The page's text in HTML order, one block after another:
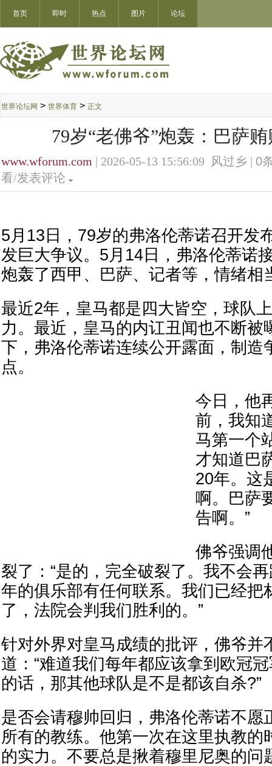
首页 即时 热点 图片 论坛
世界论坛网 > 世界体育 > 正文
79岁“老佛爷”炮轰：巴萨
www.wforum.com | 2026-05-13 15:56:09 风过乡 | 0
看/发表评论
5月13日，79岁的弗洛伦蒂诺召开发
发巨大争议。5月14日，弗洛伦蒂诺
炮轰了西甲、巴萨、记者等，情绪相
最近2年，皇马都是四大皆空，球队
力。最近，皇马的内讧丑闻也不断被
下，弗洛伦蒂诺连续公开露面，制造
点。
今日，他
前，我知
马第一个
才知道巴
20年。这
啊。巴萨
告啊。”
佛爷强调
裂了：“是的，完全破裂了。我不会
年的俱乐部有任何联系。我们已经把
了，法院会判我们胜利的。”
针对外界对皇马成绩的批评，佛爷并
道：“难道我们每年都应该拿到欧冠
的话，那其他球队是不是都该自杀?”
是否会请穆帅回归，弗洛伦蒂诺不愿
所有的教练。他第一次在这里执教的
的实力。不要总是揪着穆里尼奥的问